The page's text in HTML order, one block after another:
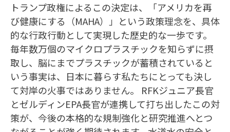
トランプ政権によるこの決定は、「アメリカを再
び健康にする（MAHA）」という政策理念を、具体
的な行政行動として実現した歴史的な一歩です。
毎年数万個のマイクロプラスチックを知らずに摂
取し、脳にまでプラスチックが蓄積されていると
いう事実は、日本に暮らす私たちにとっても決し
て対岸の火事ではありません。 RFKジュニア長官
とゼルディンEPA長官が連携して打ち出したこの対
策が、今後の本格的な規制強化と研究推進へとつ